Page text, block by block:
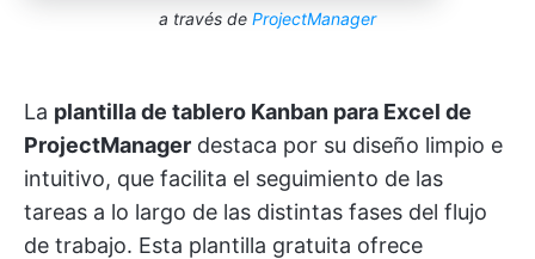
a través de ProjectManager
La plantilla de tablero Kanban para Excel de
ProjectManager destaca por su diseño limpio e
intuitivo, que facilita el seguimiento de las
tareas a lo largo de las distintas fases del flujo
de trabajo. Esta plantilla gratuita ofrece